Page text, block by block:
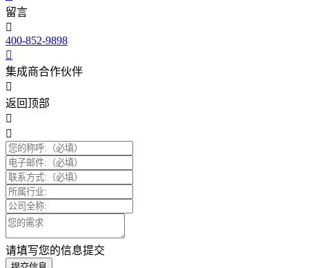
留言
400-852-9898
集成商合作伙伴
返回顶部
请填写您的信息提交